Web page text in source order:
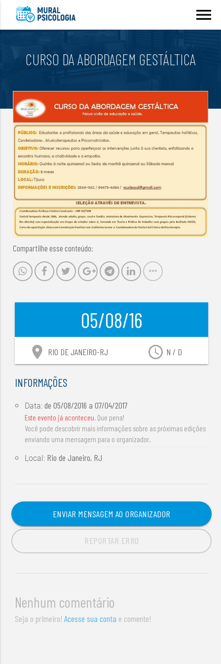
menu
CURSO DA ABORDAGEM GESTÁLTICA
Compartilhe esse conteúdo:
05/08/16
access_time N / D
location_on RIO DE JANEIRO-RJ
INFORMAÇÕES
Data:de05/08/2016 a07/04/2017
Este evento já aconteceu. Que pena!
Você pode descobrir mais informações sobre as próximas edições
enviando uma mensagem para o organizador.
Local: Rio de Janeiro, RJ
ENVIAR MENSAGEM AO ORGANIZADOR
REPORTAR ERRO
Nenhum comentário
Seja o primeiro!Acesse sua conta e comente!